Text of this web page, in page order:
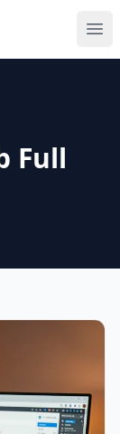
Full